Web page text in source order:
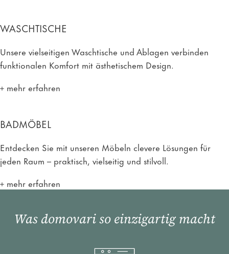
WASCHTISCHE
Unsere vielseitigen Waschtische und Ablagen verbinden
funktionalen Komfort mit ästhetischem Design.
mehr erfahren
BADMÖBEL
Entdecken Sie mit unseren Möbeln clevere Lösungen für
jeden Raum – praktisch, vielseitig und stilvoll.
mehr erfahren
Was domovari so einzigartig macht